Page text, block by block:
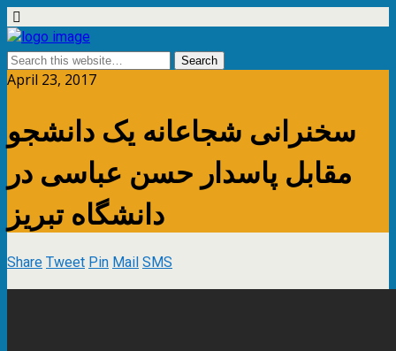
April 23, 2017
سخنرانی‌ شجاعانه یک دانشجو
مقابل پاسدار حسن عباسی در
دانشگاه تبریز
ShareTweetPinMailSMS